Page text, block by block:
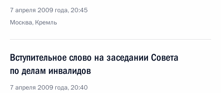
7 апреля 2009 года, 20:45
Москва, Кремль
Вступительное слово на заседании Совета
по делам инвалидов
7 апреля 2009 года, 20:40